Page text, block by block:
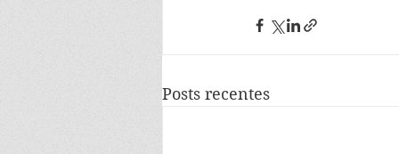
Posts recentes